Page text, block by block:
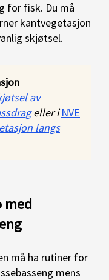
for fisk. Du må
kantvegetasjon
skjøtsel.
av
eller iNVE
langs
med
må ha rutiner for
mens